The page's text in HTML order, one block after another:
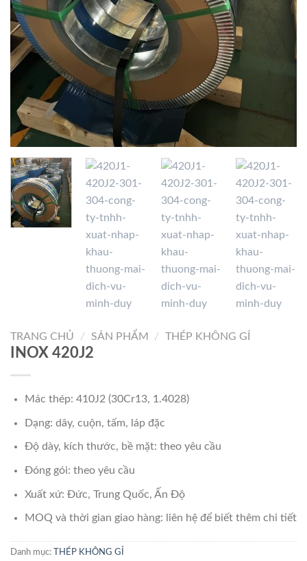
TRANG CHỦ / SẢN PHẨM / THÉP KHÔNG GỈ
INOX 420J2
Mác thép: 410J2 (30Cr13, 1.4028)
Dạng: dây, cuộn, tấm, láp đặc
Độ dày, kích thước, bề mặt: theo yêu cầu
Đóng gói: theo yêu cầu
Xuất xứ: Đức, Trung Quốc, Ấn Độ
MOQ và thời gian giao hàng: liên hệ để biết thêm chi tiết
Danh mục: THÉP KHÔNG GỈ